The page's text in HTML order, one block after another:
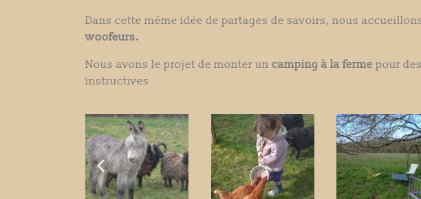
Dans cette même idée de partages de savoirs, nous
woofeurs.
Nous avons le projet de monter un camping à la ferme pour
instructives